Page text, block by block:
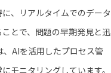
、リアルタイムでのデータ
とで、問題の早期発見と迅
AIを活用したプロセス管
モニタリングしています。